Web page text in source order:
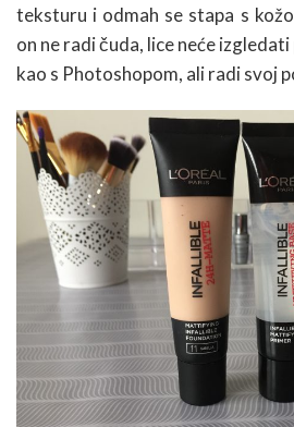
teksturu i odmah se stapa s
on ne radi čuda, lice neće
kao s Photoshopom, ali radi svoj